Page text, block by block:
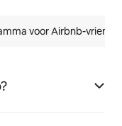
voor Airbnb-